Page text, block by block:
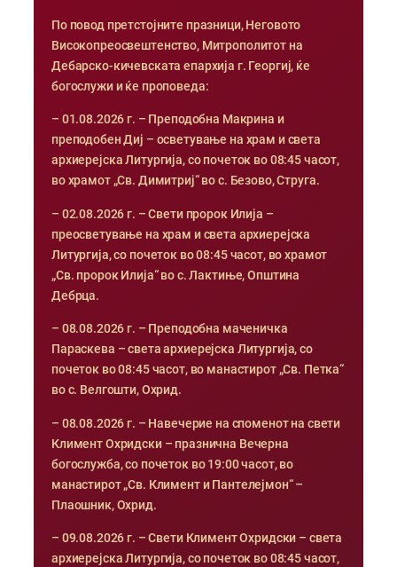
По повод претстојните празници, Неговото
Високопреосвештенство, Митрополитот на
Дебарско-кичевската епархија г. Георгиј, ќе
богослужи и ќе проповеда:
– 01.08.2026 г. – Преподобна Макрина и
преподобен Диј – осветување на храм и света
архиерејска Литургија, со почеток во 08:45 часот,
во храмот „Св. Димитриј“ во с. Безово, Струга.
– 02.08.2026 г. – Свети пророк Илија –
преосветување на храм и света архиерејска
Литургија, со почеток во 08:45 часот, во храмот
„Св. пророк Илија“ во с. Лактиње, Општина
Дебрца.
– 08.08.2026 г. – Преподобна маченичка
Параскева – света архиерејска Литургија, со
почеток во 08:45 часот, во манастирот „Св. Петка“
во с. Велгошти, Охрид.
– 08.08.2026 г. – Навечерие на споменот на свети
Климент Охридски – празнична Вечерна
богослужба, со почеток во 19:00 часот, во
манастирот „Св. Климент и Пантелејмон“ –
Плаошник, Охрид.
– 09.08.2026 г. – Свети Климент Охридски – света
архиерејска Литургија, со почеток во 08:45 часот,